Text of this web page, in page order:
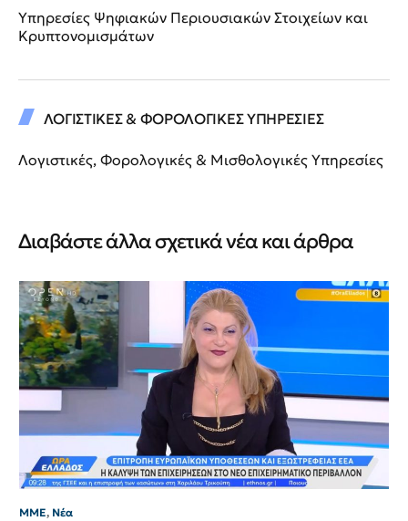
Υπηρεσίες Ψηφιακών Περιουσιακών Στοιχείων και
Κρυπτονομισμάτων
ΛΟΓΙΣΤΙΚΕΣ & ΦΟΡΟΛΟΓΙΚΕΣ ΥΠΗΡΕΣΙΕΣ
Λογιστικές, Φορολογικές & Μισθολογικές Υπηρεσίες
Διαβάστε άλλα σχετικά νέα και άρθρα
ΜΜΕ, Νέα